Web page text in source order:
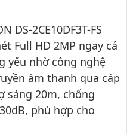
DS-2CE10DF3T-FS
Full HD 2MP ngay cả
yếu nhờ công nghệ
âm thanh qua cáp
sáng 20m, chống
phù hợp cho